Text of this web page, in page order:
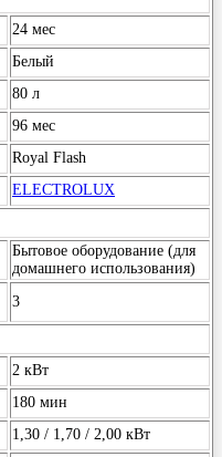
24 мес
Белый
80 л
96 мес
Royal Flash
ELECTROLUX
Бытовое оборудование (для
домашнего использования)
3
2 кВт
180 мин
1,30 / 1,70 / 2,00 кВт